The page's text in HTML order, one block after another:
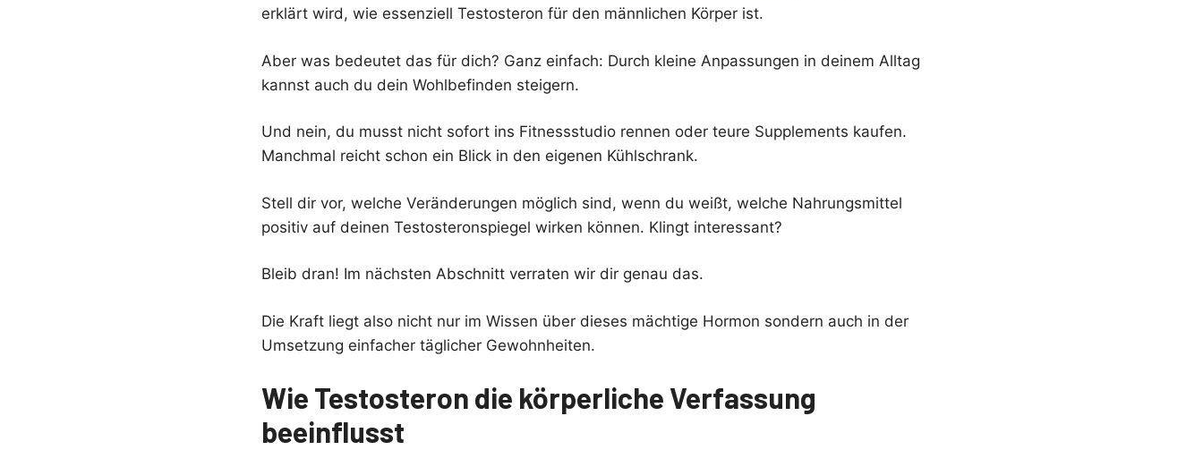
erklärt wird, wie essenziell Testosteron für den männlichen Körper ist.
Aber was bedeutet das für dich? Ganz einfach: Durch kleine Anpassungen in deinem Alltag
kannst auch du dein Wohlbefinden steigern.
Und nein, du musst nicht sofort ins Fitnessstudio rennen oder teure Supplements kaufen.
Manchmal reicht schon ein Blick in den eigenen Kühlschrank.
Stell dir vor, welche Veränderungen möglich sind, wenn du weißt, welche Nahrungsmittel
positiv auf deinen Testosteronspiegel wirken können. Klingt interessant?
Bleib dran! Im nächsten Abschnitt verraten wir dir genau das.
Die Kraft liegt also nicht nur im Wissen über dieses mächtige Hormon sondern auch in der
Umsetzung einfacher täglicher Gewohnheiten.
Wie Testosteron die körperliche Verfassung
beeinflusst